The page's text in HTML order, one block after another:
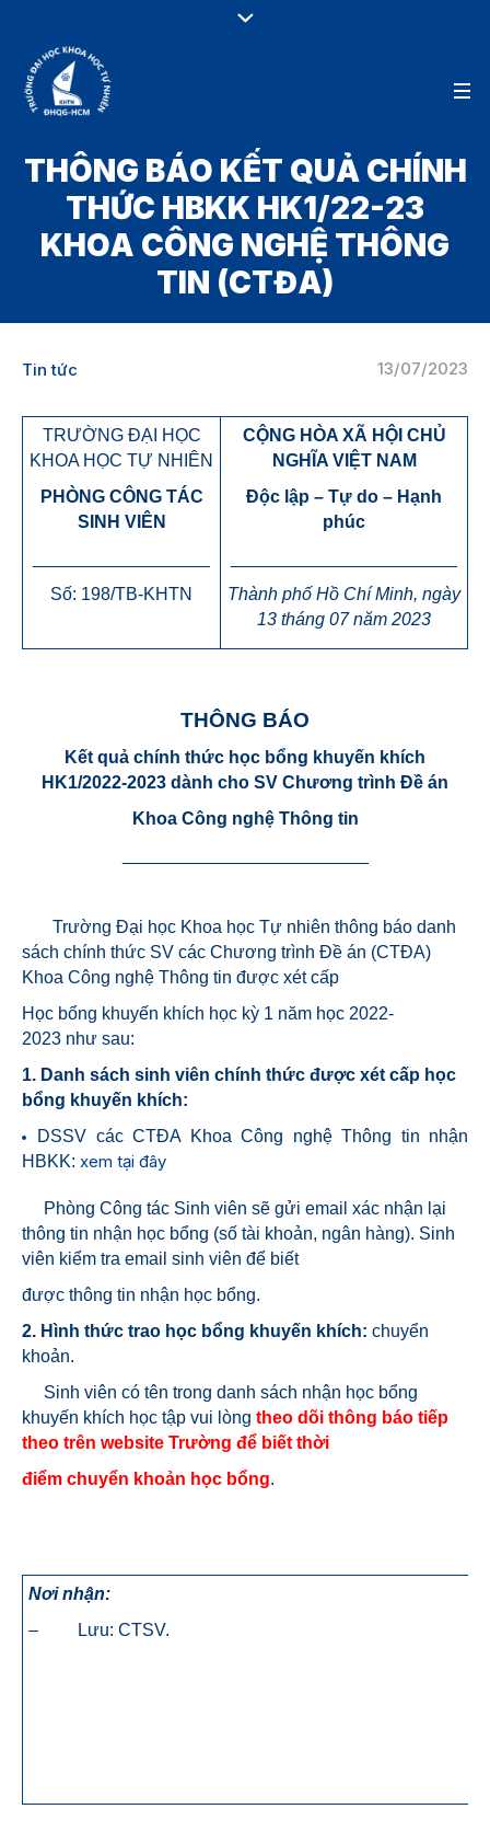
THÔNG BÁO KẾT QUẢ CHÍNH
THỨC HBKK HK1/22-23
KHOA CÔNG NGHỆ THÔNG
TIN (CTĐA)
13/07/2023
Tin tức
TRƯỜNG ĐẠI HỌC
KHOA HỌC TỰ NHIÊN
PHÒNG CÔNG TÁC
SINH VIÊN
Số: 198/TB-KHTN
CỘNG HÒA XÃ HỘI CHỦ
NGHĨA VIỆT NAM
Độc lập – Tự do – Hạnh
phúc
Thành phố Hồ Chí Minh, ngày
13 tháng 07 năm 2023
THÔNG BÁO
Kết quả chính thức học bổng khuyến khích
HK1/2022-2023 dành cho SV Chương trình Đề án
Khoa Công nghệ Thông tin
Trường Đại học Khoa học Tự nhiên thông báo danh
sách chính thức SV các Chương trình Đề án (CTĐA)
Khoa Công nghệ Thông tin được xét cấp
Học bổng khuyến khích học kỳ 1 năm học 2022-
2023 như sau:
1. Danh sách sinh viên chính thức được xét cấp học
bổng khuyến khích:
DSSV các CTĐA Khoa Công nghệ Thông tin nhận
HBKK: xem tại đây
Phòng Công tác Sinh viên sẽ gửi email xác nhận lại
thông tin nhận học bổng (số tài khoản, ngân hàng). Sinh
viên kiểm tra email sinh viên để biết
được thông tin nhận học bổng.
2. Hình thức trao học bổng khuyến khích: chuyển
khoản.
Sinh viên có tên trong danh sách nhận học bổng
khuyến khích học tập vui lòng theo dõi thông báo tiếp
theo trên website Trường để biết thời
điểm chuyển khoản học bổng.
Nơi nhận:
– Lưu: CTSV.